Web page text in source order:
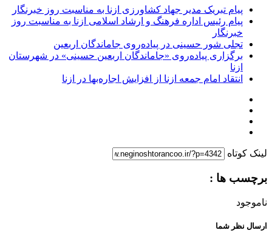
پیام تبریک مدیر جهاد کشاورزی ازنا به مناسبت روز خبرنگار
پیام رئیس اداره فرهنگ و ارشاد اسلامی ازنا به مناسبت روز
خبرنگار
تجلی شور حسینی در پیاده‌روی جاماندگان اربعین
برگزاری پیاده‌روی «جاماندگان اربعین حسینی» در شهرستان
ازنا
انتقاد امام جمعه ازنا از افزایش اجاره‌بها در ازنا
لینک کوتاه
برچسب ها :
ناموجود
ارسال نظر شما